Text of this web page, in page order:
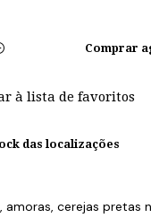
Comprar
à lista de favoritos
das localizações
amoras, cerejas pretas